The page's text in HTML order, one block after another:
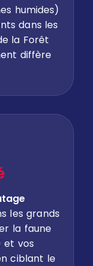
humides)
dans les
la Forêt
diffère
les grands
la faune
et vos
ciblant le